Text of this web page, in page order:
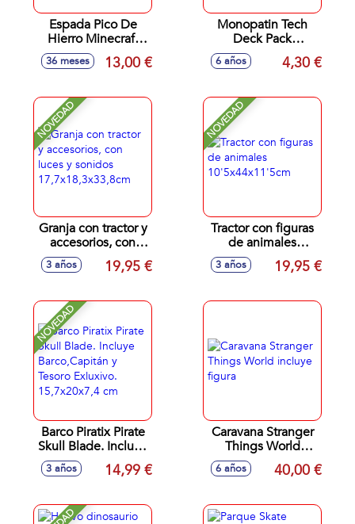
Espada Pico De
Hierro Minecraft
Roleplay
21.09x2.80 cm
36 meses 13,00 €
Monopatin Tech
Deck Pack
Individual
17,70x14x2,20 cm -
6 años 4,30 €
NOVEDAD
Granja con tractor y
accesorios, con
luces y sonidos
17,7x18,3x33,8cm
3 años 19,95 €
NOVEDAD
Tractor con figuras
de animales
10'5x44x11'5cm
3 años 19,95 €
NOVEDAD
Barco Piratix Pirate
Skull Blade. Incluye
Barco,Capitán y
Tesoro Exluxivo.
3 años 14,99 €
Caravana Stranger
Things World
incluye figura
6 años 40,00 €